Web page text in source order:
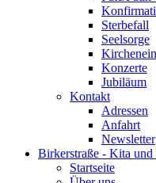
Sterbefall
Seelsorge
Konzerte
Jubiläum
Kontakt
Adressen
Anfahrt
Newsletter
Birkerstraße - Kita
Startseite